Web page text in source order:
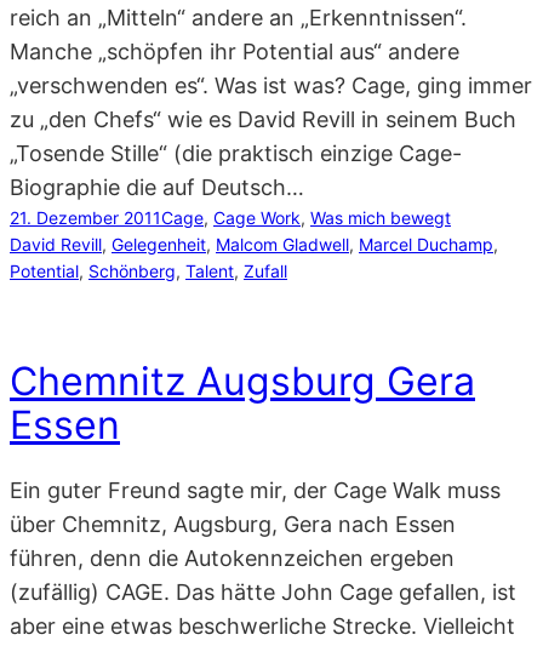
reich an „Mitteln“ andere an „Erkenntnissen“.
Manche „schöpfen ihr Potential aus“ andere
„verschwenden es“. Was ist was? Cage, ging immer
zu „den Chefs“ wie es David Revill in seinem Buch
„Tosende Stille“ (die praktisch einzige Cage-
Biographie die auf Deutsch…
21. Dezember 2011Cage, Cage Work, Was mich bewegt
David Revill, Gelegenheit, Malcom Gladwell, Marcel Duchamp
Potential, Schönberg, Talent, Zufall
Chemnitz Augsburg Gera
Essen
Ein guter Freund sagte mir, der Cage Walk muss
über Chemnitz, Augsburg, Gera nach Essen
führen, denn die Autokennzeichen ergeben
(zufällig) CAGE. Das hätte John Cage gefallen, ist
aber eine etwas beschwerliche Strecke. Vielleicht